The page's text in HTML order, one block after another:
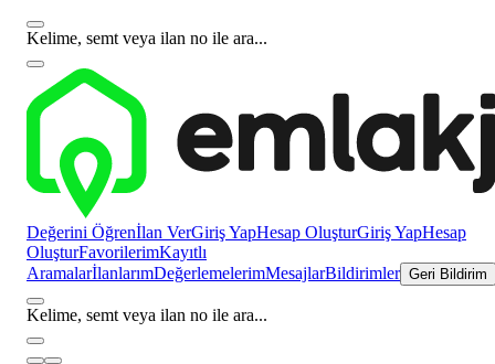
Kelime, semt veya ilan no ile ara...
Değerini Öğrenİlan VerGiriş YapHesap OluşturGiriş YapHesap
OluşturFavorilerimKayıtlı
AramalarİlanlarımDeğerlemelerimMesajlarBildirimler Geri Bildirim
Kelime, semt veya ilan no ile ara...